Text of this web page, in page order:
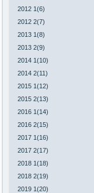
2012 1(6)
2012 2(7)
2013 1(8)
2013 2(9)
2014 1(10)
2014 2(11)
2015 1(12)
2015 2(13)
2016 1(14)
2016 2(15)
2017 1(16)
2017 2(17)
2018 1(18)
2018 2(19)
2019 1(20)